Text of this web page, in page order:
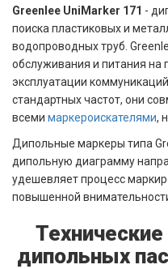
Greenlee UniMarker 171 -
поиска пластиковых и
водопроводных труб.
обслуживания и питания на
эксплуатации
стандартных частот, они
всеми маркероискателями,
Дипольные маркеры типа
дипольную диаграмму
удешевляет процесс
повышенной
дипольных